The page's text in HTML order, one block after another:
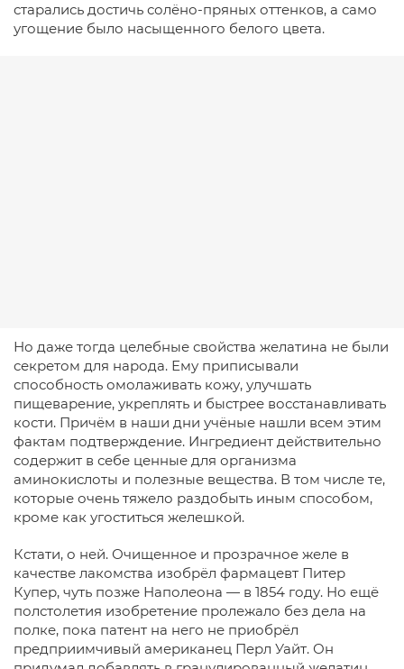
старались достичь солёно-пряных оттенков, а само
угощение было насыщенного белого цвета.
Но даже тогда целебные свойства желатина не были
секретом для народа. Ему приписывали
способность омолаживать кожу, улучшать
пищеварение, укреплять и быстрее восстанавливать
кости. Причём в наши дни учёные нашли всем этим
фактам подтверждение. Ингредиент действительно
содержит в себе ценные для организма
аминокислоты и полезные вещества. В том числе те,
которые очень тяжело раздобыть иным способом,
кроме как угоститься желешкой.
Кстати, о ней. Очищенное и прозрачное желе в
качестве лакомства изобрёл фармацевт Питер
Купер, чуть позже Наполеона — в 1854 году. Но ещё
полстолетия изобретение пролежало без дела на
полке, пока патент на него не приобрёл
предприимчивый американец Перл Уайт. Он